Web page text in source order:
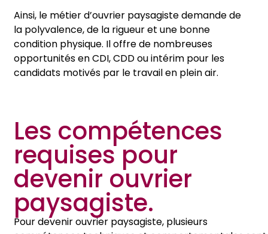
Ainsi, le métier d’ouvrier paysagiste demande de
la polyvalence, de la rigueur et une bonne
condition physique. Il offre de nombreuses
opportunités en CDI, CDD ou intérim pour les
candidats motivés par le travail en plein air.
Les compétences
requises pour
devenir ouvrier
paysagiste.
Pour devenir ouvrier paysagiste, plusieurs